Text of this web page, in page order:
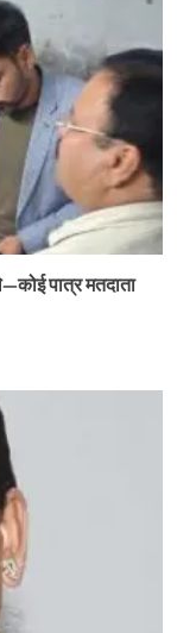
पात्र मतदाता